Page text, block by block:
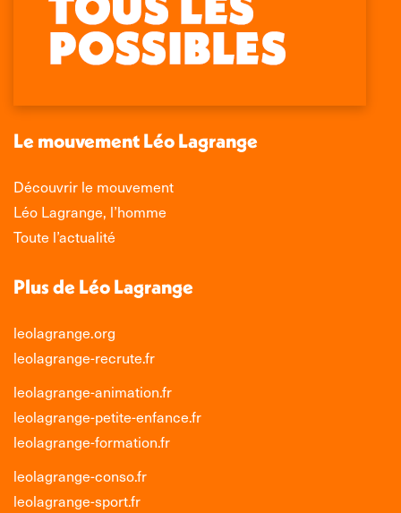
Facebook
s'ouvre
une
fenêtre
page
X
s'ouvre
une
fenêtre
page
LinkedIn
s'ouvre
une
fenêtre
page
Instagram
s'ouvre
une
nouvelle
fenêtre
Le mouvement Léo Lagrange
Découvrir le mouvement
Léo Lagrange, l’homme
Toute l’actualité
Plus de Léo Lagrange
leolagrange.org
leolagrange-recrute.fr
leolagrange-animation.fr
leolagrange-petite-enfance.fr
leolagrange-formation.fr
leolagrange-conso.fr
leolagrange-sport.fr